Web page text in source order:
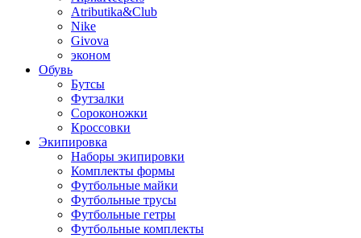
Atributika&Club
Nike
Givova
эконом
Обувь
Бутсы
Футзалки
Сороконожки
Кроссовки
Экипировка
Наборы экипировки
Комплекты формы
Футбольные майки
Футбольные трусы
Футбольные гетры
Футбольные комплекты